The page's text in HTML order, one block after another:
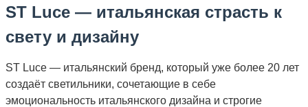
ST Luce — итальянская страсть к
свету и дизайну
ST Luce — итальянский бренд, который уже более 20 лет
создаёт светильники, сочетающие в себе
эмоциональность итальянского дизайна и строгие